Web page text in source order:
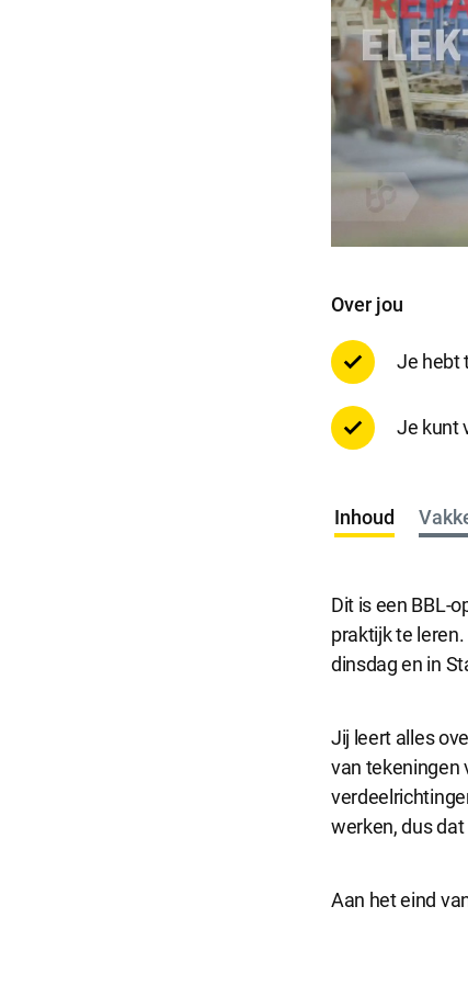
Over jou
Je hebt
Je kunt
Inhoud
Dit is een BBL-
praktijk te
dinsdag en in
Jij leert alles
van tekeningen
werken, dus
Aan het eind